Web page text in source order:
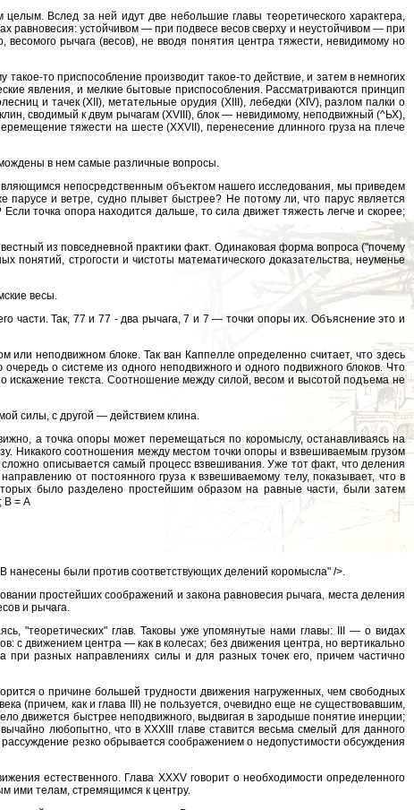
Вслед за ней идут две небольшие главы теоретического характера,
равновесия: устойчивом — при подвесе весов сверху и неустойчивом — при
весомого рычага (весов), не вводя понятия центра тяжести, невидимому но
то приспособление производит такое-то действие, и затем в немногих
явления, и мелкие бытовые приспособления. Рассматриваются принцип
и тачек (XII), метательные орудия (XIII), лебедки (XIV), разлом палки о
сводимый к двум рычагам (XVIII), блок — невидимому, неподвижный (^ЬХ),
тяжести на шесте (XXVII), перенесение длинного груза на плече
в нем самые различные вопросы.
непосредственным объектом нашего исследования, мы приведем
и ветре, судно плывет быстрее? Не потому ли, что парус является
точка опора находится дальше, то сила движет тяжесть легче и скорее;
из повседневной практики факт. Одинаковая форма вопроса ("почему
понятий, строгости и чистоты математического доказательства, неуменье
весы.
части. Так, 77 и 77 - два рычага, 7 и 7 — точки опоры их. Объяснение это и
или неподвижном блоке. Так ван Каппелле определенно считает, что здесь
о системе из одного неподвижного и одного подвижного блоков. Что
искажение текста. Соотношение между силой, весом и высотой подъема не
силы, с другой — действием клина.
а точка опоры может перемещаться по коромыслу, останавливаясь на
Никакого соотношения между местом точки опоры и взвешиваемым грузом
описывается самый процесс взвешивания. Уже тот факт, что деления
от постоянного груза к взвешиваемому телу, показывает, что в
было разделено простейшим образом на равные части, были затем
В = А
нанесены были против соответствующих делений коромысла" />.
простейших соображений и закона равновесия рычага, места деления
и рычага.
"теоретических" глав. Таковы уже упомянутые нами главы: III — о видах
с движением центра — как в колесах; без движения центра, но вертикально
при разных направлениях силы и для разных точек его, причем частично
о причине большей трудности движения нагруженных, чем свободных
(причем, как и глава III) не пользуется, очевидно еще не существовавшим,
движется быстрее неподвижного, выдвигая в зародыше понятие инерции;
любопытно, что в XXXIII главе ставится весьма смелый для данного
резко обрывается соображением о недопустимости обсуждения
естественного. Глава XXXV говорит о необходимости определенного
ими телам, стремящимся к центру.